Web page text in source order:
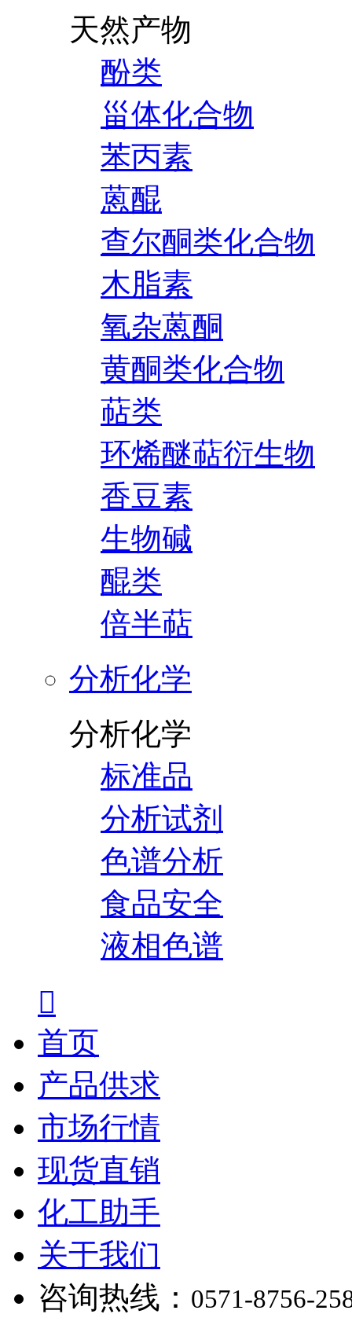
天然产物
酚类
甾体化合物
苯丙素
蒽醌
查尔酮类化合物
木脂素
氧杂蒽酮
黄酮类化合物
萜类
环烯醚萜衍生物
香豆素
生物碱
醌类
倍半萜
分析化学
分析化学
标准品
分析试剂
色谱分析
食品安全
液相色谱

首页
产品供求
市场行情
现货直销
化工助手
关于我们
咨询热线： 0571-8756-